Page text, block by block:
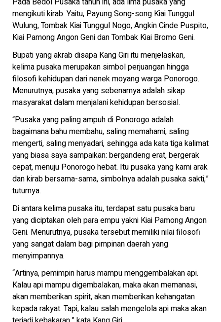
mengikuti kirab. Yaitu, Payung Song-song Kiai Tunggul
Wulung, Tombak Kiai Tunggul Nogo, Angkin Cinde Puspito,
Kiai Pamong Angon Geni dan Tombak Kiai Bromo Geni.
Bupati yang akrab disapa Kang Giri itu menjelaskan,
kelima pusaka merupakan simbol perjuangan hingga
filosofi kehidupan dari nenek moyang warga Ponorogo.
Menurutnya, pusaka yang sebenarnya adalah sikap
masyarakat dalam menjalani kehidupan bersosial.
“Pusaka yang paling ampuh di Ponorogo adalah
bagaimana bahu membahu, saling memahami, saling
mengerti, saling menyadari, sehingga ada kata tiga kalimat
yang biasa saya sampaikan: bergandeng erat, bergerak
cepat, menuju Ponorogo hebat. Itu pusaka yang kami arak
dan kirab bersama-sama, simbolnya adalah pusaka sakti,”
tuturnya.
Di antara kelima pusaka itu, terdapat satu pusaka baru
yang diciptakan oleh para empu yakni Kiai Pamong Angon
Geni. Menurutnya, pusaka tersebut memiliki nilai filosofi
yang sangat dalam bagi pimpinan daerah yang
menyimpannya.
“Artinya, pemimpin harus mampu menggembalakan api.
Kalau api mampu digembalakan, maka akan memanasi,
akan memberikan spirit, akan memberikan kehangatan
kepada rakyat. Tapi, kalau salah mengelola api maka akan